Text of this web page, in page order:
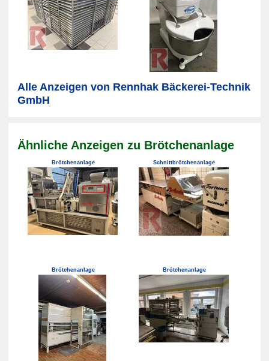
Alle Anzeigen von Rennhak Bäckerei-Technik
GmbH
Ähnliche Anzeigen zu Brötchenanlage
Brötchenanlage Schnittbrötchenanlage
Brötchenanlage Brötchenanlage